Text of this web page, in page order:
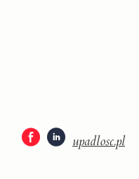
upadlosc.pl